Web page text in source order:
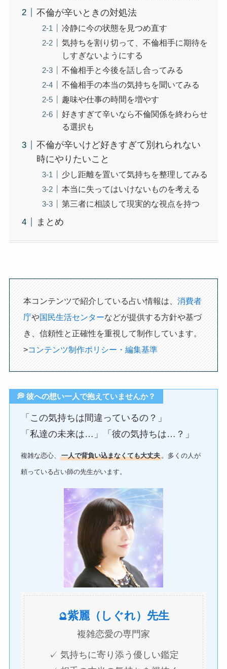
不倫が辛いときの対処法
冷静に今の状態を見つめ直す
気持ちを割り切って、不倫相手に期待を
しすぎないようにする
不倫相手と今後を話し合ってみる
不倫相手の本当の気持ちを聞いてみる
趣味や仕事の時間を増やす
好きすぎて辛いなら不倫関係を終わらせ
る選択も
不倫が辛いけど好きすぎて別れられない
時にやりたいこと
少し距離を置いて気持ちを整理してみる
本当に失ってはいけないものを考える
第三者に相談して現実的な視点を持つ
まとめ
本コンテンツで紹介している占い情報は、 消費者
庁や国民生活センターなどが提供する方針や基づ
き、信頼性と正確性を重視して制作しています。
>コンテンツ制作ポリシー・編集基準
💭 彼への想い一人で抱えていませんか？
「この気持ちは間違っているの？」
「私達の未来は…」「彼の気持ちは…？」
複雑な恋心、一人で背負い込まなくても大丈夫。多くの人が
頼っている占い師の先生がいます。
🔮紫麗（しぐれ）先生
複雑恋愛の専門家
✓ 気持ちに寄り添う優しい鑑定